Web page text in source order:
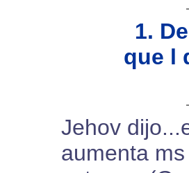
1.
que l
Jehov
aumenta